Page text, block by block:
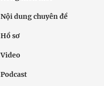
Nội dung chuyên đề
Hồ sơ
Video
Podcast